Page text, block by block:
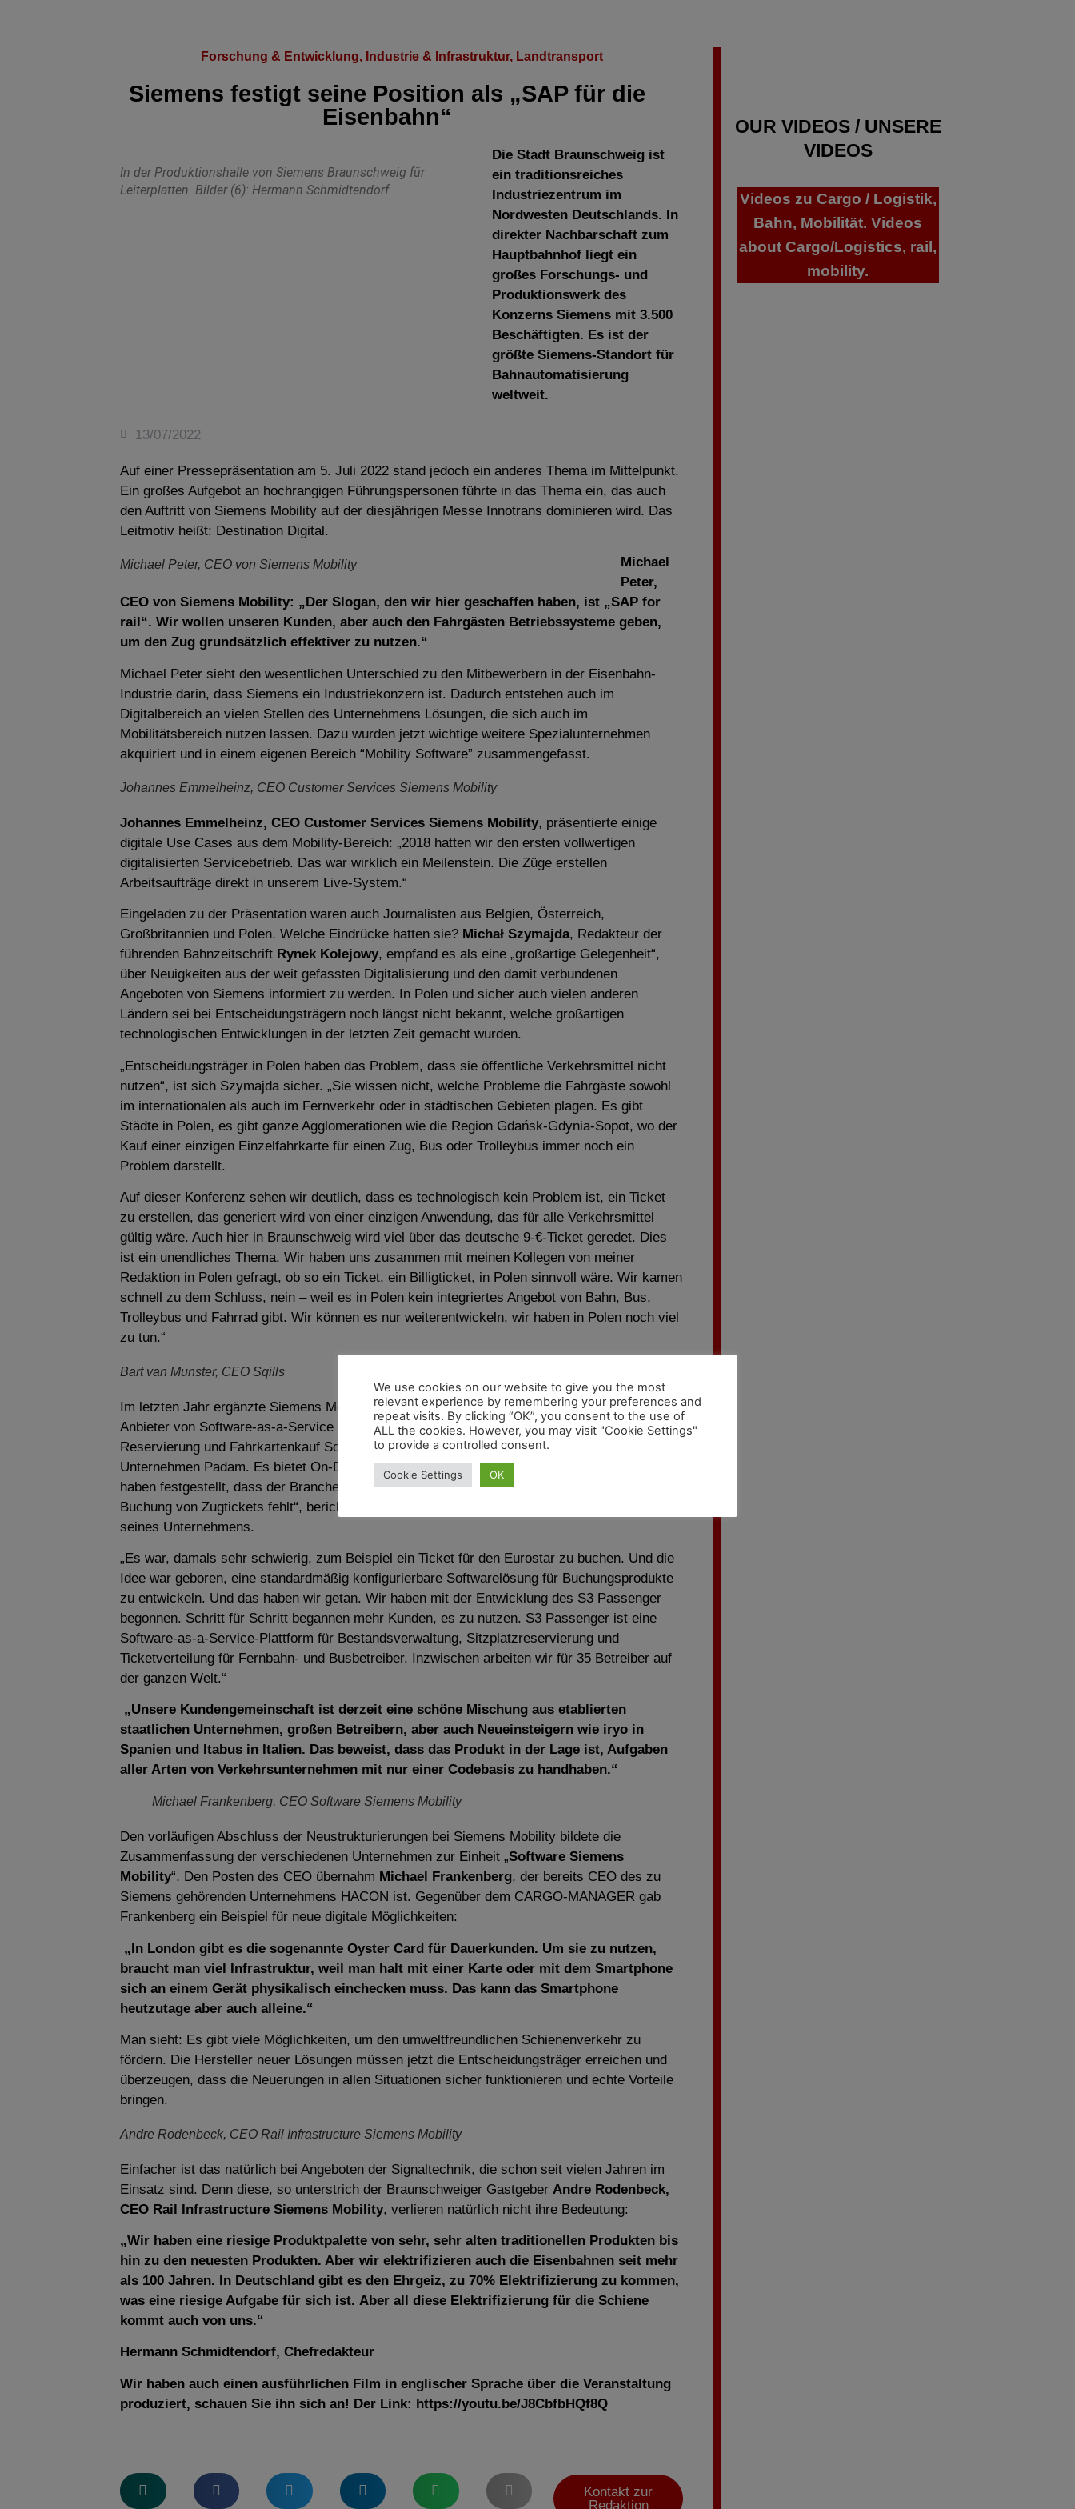
Forschung & Entwicklung, Industrie & Infrastruktur, Landtransport
Siemens festigt seine Position als „SAP für die
Eisenbahn“
In der Produktionshalle von Siemens Braunschweig für
Leiterplatten. Bilder (6): Hermann Schmidtendorf
Die Stadt Braunschweig ist
ein traditionsreiches
Industriezentrum im
Nordwesten Deutschlands. In
direkter Nachbarschaft zum
Hauptbahnhof liegt ein
großes Forschungs- und
Produktionswerk des
Konzerns Siemens mit 3.500
Beschäftigten. Es ist der
größte Siemens-Standort für
Bahnautomatisierung
weltweit.
13/07/2022
Auf einer Pressepräsentation am 5. Juli 2022 stand jedoch ein anderes Thema im Mittelpunkt.
Ein großes Aufgebot an hochrangigen Führungspersonen führte in das Thema ein, das auch
den Auftritt von Siemens Mobility auf der diesjährigen Messe Innotrans dominieren wird. Das
Leitmotiv heißt: Destination Digital.
Michael Peter, CEO von Siemens Mobility
Michael
Peter,
CEO von Siemens Mobility: „Der Slogan, den wir hier geschaffen haben, ist „SAP for
rail“. Wir wollen unseren Kunden, aber auch den Fahrgästen Betriebssysteme geben,
um den Zug grundsätzlich effektiver zu nutzen.“
Michael Peter sieht den wesentlichen Unterschied zu den Mitbewerbern in der Eisenbahn-
Industrie darin, dass Siemens ein Industriekonzern ist. Dadurch entstehen auch im
Digitalbereich an vielen Stellen des Unternehmens Lösungen, die sich auch im
Mobilitätsbereich nutzen lassen. Dazu wurden jetzt wichtige weitere Spezialunternehmen
akquiriert und in einem eigenen Bereich “Mobility Software” zusammengefasst.
Johannes Emmelheinz, CEO Customer Services Siemens Mobility
Johannes Emmelheinz, CEO Customer Services Siemens Mobility, präsentierte einige
digitale Use Cases aus dem Mobility-Bereich: „2018 hatten wir den ersten vollwertigen
digitalisierten Servicebetrieb. Das war wirklich ein Meilenstein. Die Züge erstellen
Arbeitsaufträge direkt in unserem Live-System.“
Eingeladen zu der Präsentation waren auch Journalisten aus Belgien, Österreich,
Großbritannien und Polen. Welche Eindrücke hatten sie? Michał Szymajda, Redakteur der
führenden Bahnzeitschrift Rynek Kolejowy, empfand es als eine „großartige Gelegenheit“,
über Neuigkeiten aus der weit gefassten Digitalisierung und den damit verbundenen
Angeboten von Siemens informiert zu werden. In Polen und sicher auch vielen anderen
Ländern sei bei Entscheidungsträgern noch längst nicht bekannt, welche großartigen
technologischen Entwicklungen in der letzten Zeit gemacht wurden.
„Entscheidungsträger in Polen haben das Problem, dass sie öffentliche Verkehrsmittel nicht
nutzen“, ist sich Szymajda sicher. „Sie wissen nicht, welche Probleme die Fahrgäste sowohl
im internationalen als auch im Fernverkehr oder in städtischen Gebieten plagen. Es gibt
Städte in Polen, es gibt ganze Agglomerationen wie die Region Gdańsk-Gdynia-Sopot, wo der
Kauf einer einzigen Einzelfahrkarte für einen Zug, Bus oder Trolleybus immer noch ein
Problem darstellt.
Auf dieser Konferenz sehen wir deutlich, dass es technologisch kein Problem ist, ein Ticket
zu erstellen, das generiert wird von einer einzigen Anwendung, das für alle Verkehrsmittel
gültig wäre. Auch hier in Braunschweig wird viel über das deutsche 9-€-Ticket geredet. Dies
ist ein unendliches Thema. Wir haben uns zusammen mit meinen Kollegen von meiner
Redaktion in Polen gefragt, ob so ein Ticket, ein Billigticket, in Polen sinnvoll wäre. Wir kamen
schnell zu dem Schluss, nein – weil es in Polen kein integriertes Angebot von Bahn, Bus,
Trolleybus und Fahrrad gibt. Wir können es nur weiterentwickeln, wir haben in Polen noch viel
zu tun.“
Bart van Munster, CEO Sqills
Im letzten Jahr ergänzte Siemens Mobility seinen Software-Sektor um den niederländischen
Anbieter von Software-as-a-Service (SaaS)-Lösungen für Bestandsmanagement,
Reservierung und Fahrkartenkauf Sqills. Die jüngste Akquisition ist das französische
Unternehmen Padam. Es bietet On-Demand- und Paratransit-Softwarelösungen an. „Wir
haben festgestellt, dass der Branche ein konfigurierbares Standardprodukt für die Online-
Buchung von Zugtickets fehlt“, berichtete
seines Unternehmens.
„Es war, damals sehr schwierig, zum Beispiel ein Ticket für den Eurostar zu buchen. Und die
Idee war geboren, eine standardmäßig konfigurierbare Softwarelösung für Buchungsprodukte
zu entwickeln. Und das haben wir getan. Wir haben mit der Entwicklung des S3 Passenger
begonnen. Schritt für Schritt begannen mehr Kunden, es zu nutzen. S3 Passenger ist eine
Software-as-a-Service-Plattform für Bestandsverwaltung, Sitzplatzreservierung und
Ticketverteilung für Fernbahn- und Busbetreiber. Inzwischen arbeiten wir für 35 Betreiber auf
der ganzen Welt.“
„Unsere Kundengemeinschaft ist derzeit eine schöne Mischung aus etablierten
staatlichen Unternehmen, großen Betreibern, aber auch Neueinsteigern wie iryo in
Spanien und Itabus in Italien. Das beweist, dass das Produkt in der Lage ist, Aufgaben
aller Arten von Verkehrsunternehmen mit nur einer Codebasis zu handhaben.“
Michael Frankenberg, CEO Software Siemens Mobility
Den vorläufigen Abschluss der Neustrukturierungen bei Siemens Mobility bildete die
Zusammenfassung der verschiedenen Unternehmen zur Einheit „Software Siemens
Mobility“. Den Posten des CEO übernahm Michael Frankenberg, der bereits CEO des zu
Siemens gehörenden Unternehmens HACON ist. Gegenüber dem CARGO-MANAGER gab
Frankenberg ein Beispiel für neue digitale Möglichkeiten:
„In London gibt es die sogenannte Oyster Card für Dauerkunden. Um sie zu nutzen,
braucht man viel Infrastruktur, weil man halt mit einer Karte oder mit dem Smartphone
sich an einem Gerät physikalisch einchecken muss. Das kann das Smartphone
heutzutage aber auch alleine.“
Man sieht: Es gibt viele Möglichkeiten, um den umweltfreundlichen Schienenverkehr zu
fördern. Die Hersteller neuer Lösungen müssen jetzt die Entscheidungsträger erreichen und
überzeugen, dass die Neuerungen in allen Situationen sicher funktionieren und echte Vorteile
bringen.
Andre Rodenbeck, CEO Rail Infrastructure Siemens Mobility
Einfacher ist das natürlich bei Angeboten der Signaltechnik, die schon seit vielen Jahren im
Einsatz sind. Denn diese, so unterstrich der Braunschweiger Gastgeber Andre Rodenbeck,
CEO Rail Infrastructure Siemens Mobility, verlieren natürlich nicht ihre Bedeutung:
„Wir haben eine riesige Produktpalette von sehr, sehr alten traditionellen Produkten bis
hin zu den neuesten Produkten. Aber wir elektrifizieren auch die Eisenbahnen seit mehr
als 100 Jahren. In Deutschland gibt es den Ehrgeiz, zu 70% Elektrifizierung zu kommen,
was eine riesige Aufgabe für sich ist. Aber all diese Elektrifizierung für die Schiene
kommt auch von uns.“
Hermann Schmidtendorf, Chefredakteur
Wir haben auch einen ausführlichen Film in englischer Sprache über die Veranstaltung
produziert, schauen Sie ihn sich an! Der Link: https://youtu.be/J8CbfbHQf8Q
Kontakt zur
Redaktion
OUR VIDEOS / UNSERE
VIDEOS
Videos zu Cargo / Logistik,
Bahn, Mobilität. Videos
about Cargo/Logistics, rail,
mobility.
We use cookies on our website to give you the most
relevant experience by remembering your preferences and
repeat visits. By clicking “OK”, you consent to the use of
ALL the cookies. However, you may visit "Cookie Settings"
to provide a controlled consent.
Cookie Settings OK